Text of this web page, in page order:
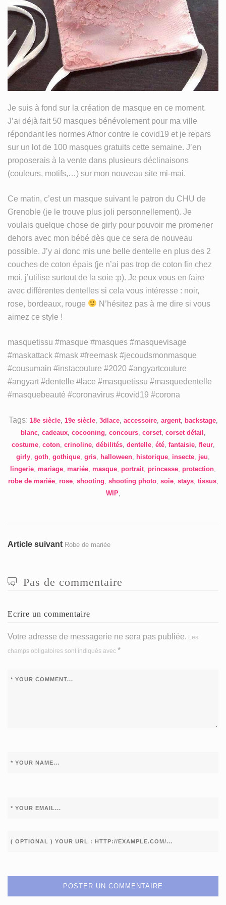
MY LIFE
TISSU
WIP
Je suis à fond sur la création de masque en ce moment.
J’ai déjà fait 50 masques bénévolement pour ma ville
répondant les normes Afnor contre le covid19 et je repars
sur un lot de 100 masques gratuits cette semaine. J’en
proposerais à la vente dans plusieurs déclinaisons
(couleurs, motifs,…) sur mon nouveau site mi-mai.
Ce matin, c’est un masque suivant le patron du CHU de
Grenoble (je le trouve plus joli personnellement). Je
voulais quelque chose de girly pour pouvoir me promener
dehors avec mon bébé dès que ce sera de nouveau
possible. J’y ai donc mis une belle dentelle en plus des 2
couches de coton épais (je n’ai pas trop de coton fin chez
moi, j’utilise surtout de la soie :p). Je peux vous en faire
avec différentes dentelles si cela vous intéresse : noir,
rose, bordeaux, rouge
N’hésitez pas à me dire si vous
aimez ce style !
masquetissu #masque #masques #masquevisage
#maskattack #mask #freemask #jecoudsmonmasque
#cousumain #instacouture #2020 #angyartcouture
#angyart #dentelle #lace #masquetissu #masquedentelle
#masquebeauté #coronavirus #covid19 #corona
Tags: 18e siècle, 19e siècle, 3dlace, accessoire, argent, backstage,
blanc, cadeaux, cocooning concours, corset, corset détail
costume, coton, crinoline, débilités, dentelle, été, fantaisie, fleur,
girly goth gothique gris halloween historique insecte jeu
lingerie mariage mariée masque portrait princesse protection
robe de mariée, rose, shooting shooting photo, soie, stays, tissus,
WIP,
Navigation
l’article
Article suivant Article
Robe de mariée
Pas de commentaire
Ecrire un commentaire
Votre adresse de messagerie ne sera pas publiée. Les
champs obligatoires sont indiqués avec *